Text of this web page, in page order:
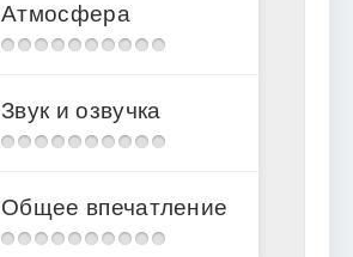
Атмосфера
Звук и озвучка
Общее впечатление